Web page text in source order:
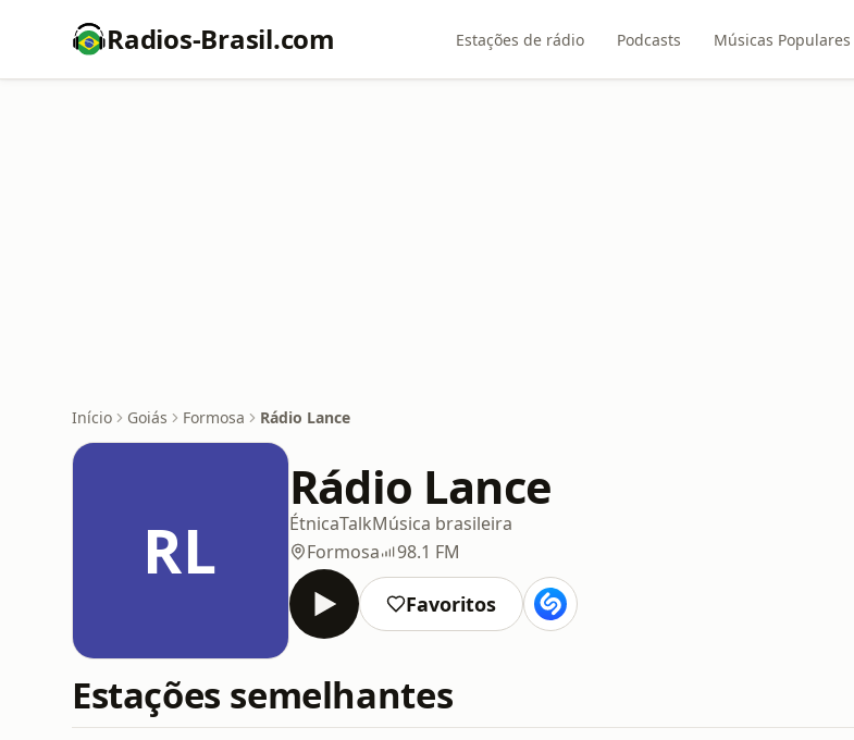
Radios-Brasil.com Estações de rádio Podcasts Músicas Populares
Início Goiás Formosa Rádio Lance
RL
Rádio Lance
ÉtnicaTalkMúsica brasileira
Formosa
98.1 FM
Favoritos
Estações semelhantes